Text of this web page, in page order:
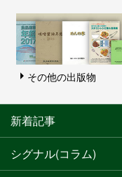
その他の出版物
新着記事
シグナル(コラム)